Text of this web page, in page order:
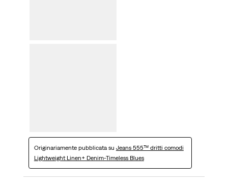
Originariamente pubblicata su Jeans 555™ dritti comodi
Lightweight Linen+ Denim-Timeless Blues